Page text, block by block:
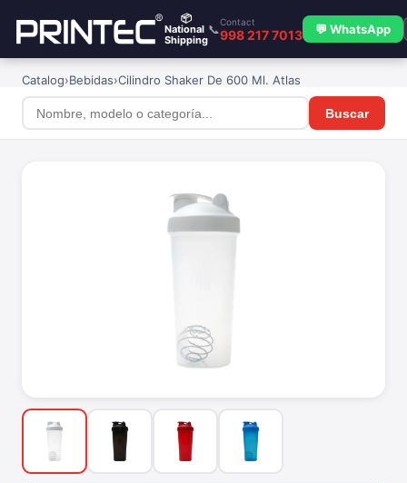
📦
National
Shipping
📞
Contact
998 217 7013 💬 WhatsApp
Catalog›Bebidas›Cilindro Shaker De 600 Ml. Atlas
Buscar